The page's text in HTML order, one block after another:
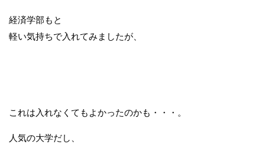
経済学部もと
軽い気持ちで入れてみましたが、
これは入れなくてもよかったのかも・・・。
人気の大学だし、